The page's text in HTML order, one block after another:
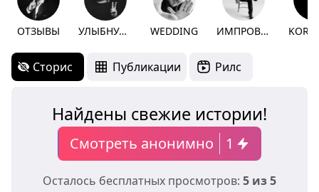
ОТЗЫВЫ УЛЫБНУЛО WEDDING ИМПРОВИЗАЦИЯ
Сторис Публикации Рилс
Найдены свежие истории!
Смотреть анонимно 1
Осталось бесплатных просмотров: 5 из 5